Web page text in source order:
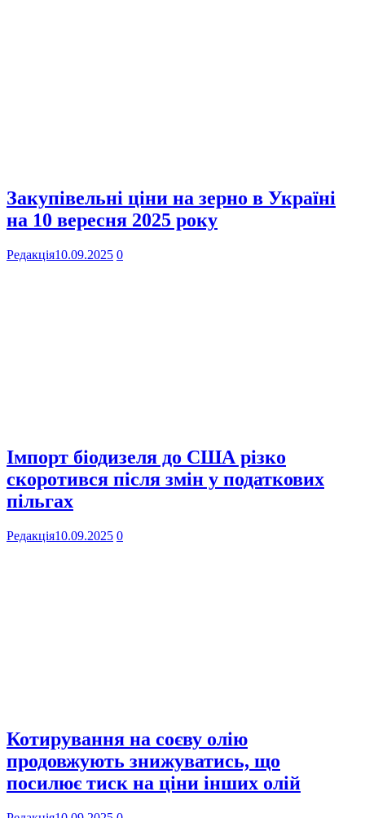
Закупівельні ціни на зерно в Україні
на 10 вересня 2025 року
Редакція10.09.2025 0
Імпорт біодизеля до США різко
скоротився після змін у податкових
пільгах
Редакція10.09.2025 0
Котирування на соєву олію
продовжують знижуватись, що
посилює тиск на ціни інших олій